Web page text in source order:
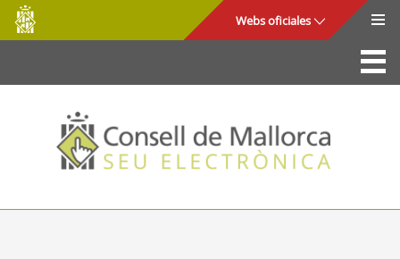
Saltar al contenido principal
Consell
de
Mallorca
Webs oficiales
La Sede
Consejo de Mallorca
Acceso y seguridad
Utilidades